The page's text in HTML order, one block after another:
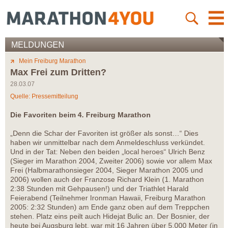
MELDUNGEN
Mein Freiburg Marathon
Max Frei zum Dritten?
28.03.07
Quelle: Pressemitteilung
Die Favoriten beim 4. Freiburg Marathon
„Denn die Schar der Favoriten ist größer als sonst…“ Dies
haben wir unmittelbar nach dem Anmeldeschluss verkündet.
Und in der Tat: Neben den beiden „local heroes“ Ulrich Benz
(Sieger im Marathon 2004, Zweiter 2006) sowie vor allem Max
Frei (Halbmarathonsieger 2004, Sieger Marathon 2005 und
2006) wollen auch der Franzose Richard Klein (1. Marathon
2:38 Stunden mit Gehpausen!) und der Triathlet Harald
Feierabend (Teilnehmer Ironman Hawaii, Freiburg Marathon
2005: 2:32 Stunden) am Ende ganz oben auf dem Treppchen
stehen. Platz eins peilt auch Hidejat Bulic an. Der Bosnier, der
heute bei Augsburg lebt, war mit 16 Jahren über 5.000 Meter (in